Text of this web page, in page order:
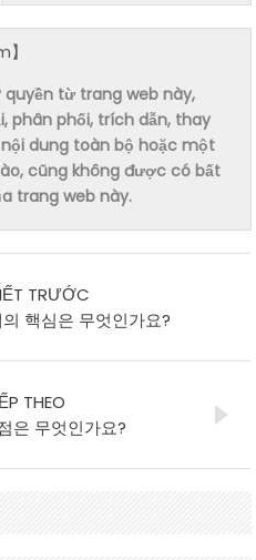
quyền từ trang web này,
phân phối, trích dẫn, thay
dung toàn bộ hoặc một
cũng không được có bất
trang web này.
TRƯỚC
핵심은 무엇인가요?
THEO
은 무엇인가요?